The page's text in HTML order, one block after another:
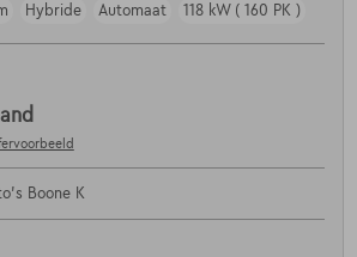
Hybride Automaat 118 kW ( 160 PK )
Boone K